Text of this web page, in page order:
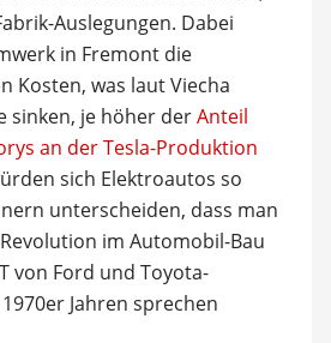
Auslegungen. Dabei
in Fremont die
Kosten, was laut Viecha
sinken, je höher derAnteil
an der Tesla-Produktion
sich Elektroautos so
unterscheiden, dass man
im Automobil-Bau
von Ford und Toyota-
Jahren sprechen